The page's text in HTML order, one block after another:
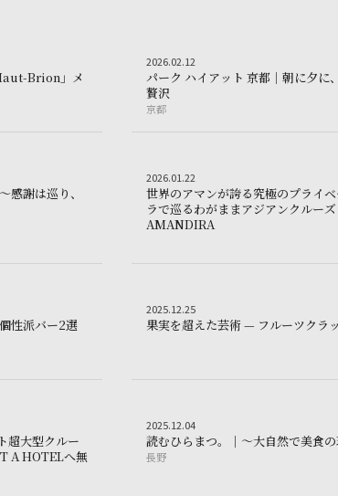
aut-Brion 」 メ
トー「Château Haut-Brion」メーカーズディナー
11
2026.02.12
パーク ハイ ア ッ ト 京都 ｜朝に夕に
贅沢
京都京都
〜感謝は巡 り 、
ほしき琉球の営み〜感謝は巡り、想いを紡ぐ｜宜野座
2026.01.22
世界のアマンが誇る究極のプラ イベ
ラで巡るわがままアジアンクルーズ
AMANDIRA 世界のアマンが誇る
個性派バー2選その一杯で世界が変わる。今行くべき東京の個
2025.12.252025.12.25
果実を超えた芸術— フルーツク ラ ッ
ト超大型クルー
TAHOTELへ無
ィート超大型クルーザーを販売開始｜【1組限定】資料請求
2025.12.042025.12.04
読むひら まつ。 ｜ 〜大自然で美食の
長野長野